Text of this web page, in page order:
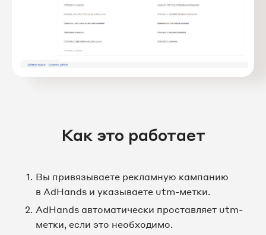
Как это работает
Вы привязываете рекламную кампанию
в AdHands и указываете utm-метки.
AdHands автоматически проставляет utm-
метки, если это необходимо.